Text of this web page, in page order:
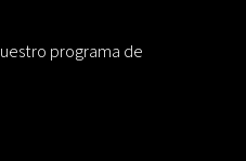
programa de